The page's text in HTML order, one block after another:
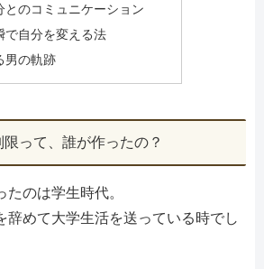
とのコミュニケーション
で自分を変える法
男の軌跡
限って、誰が作ったの？
のは学生時代。
辞めて大学生活を送っている時でし